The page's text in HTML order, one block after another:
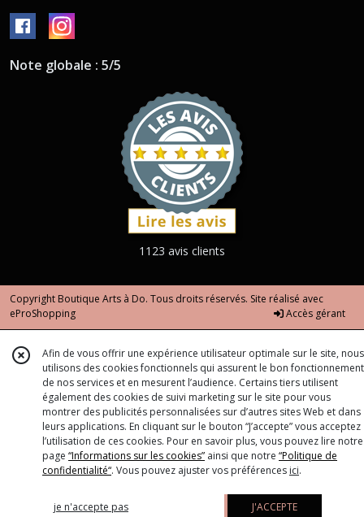
Note globale : 5/5
1123 avis clients
Copyright Boutique Arts à Do. Tous droits réservés. Site réalisé avec
eProShopping
Accès gérant
Afin de vous offrir une expérience utilisateur optimale sur le site, nous
utilisons des cookies fonctionnels qui assurent le bon fonctionnement
de nos services et en mesurent l’audience. Certains tiers utilisent
également des cookies de suivi marketing sur le site pour vous
montrer des publicités personnalisées sur d’autres sites Web et dans
leurs applications. En cliquant sur le bouton “J’accepte” vous acceptez
l’utilisation de ces cookies. Pour en savoir plus, vous pouvez lire notre
page “Informations sur les cookies” ainsi que notre “Politique de
confidentialité“. Vous pouvez ajuster vos préférences ici.
je n'accepte pas J'ACCEPTE